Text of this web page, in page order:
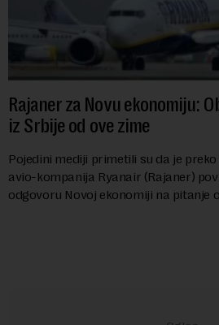
Rajaner za Novu ekonomiju:
iz Srbije od ove zime
Pojedini mediji primetili su da je
avio-kompanija Ryanair (Rajaner)
odgovoru Novoj ekonomiji na pitanje